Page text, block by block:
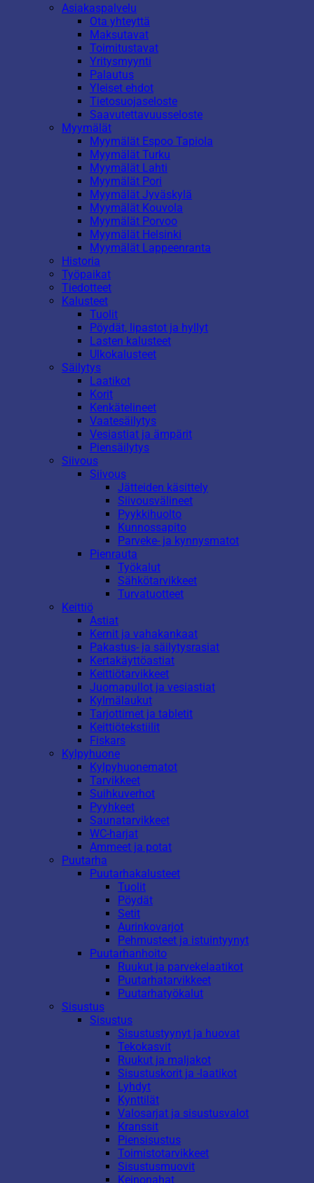
Asiakaspalvelu
Ota yhteyttä
Maksutavat
Toimitustavat
Yritysmyynti
Palautus
Yleiset ehdot
Tietosuojaseloste
Saavutettavuusseloste
Myymälät
Myymälät Espoo Tapiola
Myymälät Turku
Myymälät Lahti
Myymälät Pori
Myymälät Jyväskylä
Myymälät Kouvola
Myymälät Porvoo
Myymälät Helsinki
Myymälät Lappeenranta
Historia
Työpaikat
Tiedotteet
Kalusteet
Tuolit
Pöydät, lipastot ja hyllyt
Lasten kalusteet
Ulkokalusteet
Säilytys
Laatikot
Korit
Kenkätelineet
Vaatesäilytys
Vesiastiat ja ämpärit
Piensäilytys
Siivous
Siivous
Jätteiden käsittely
Siivousvälineet
Pyykkihuolto
Kunnossapito
Parveke- ja kynnysmatot
Pienrauta
Työkalut
Sähkötarvikkeet
Turvatuotteet
Keittiö
Astiat
Kernit ja vahakankaat
Pakastus- ja säilytysrasiat
Kertakäyttöastiat
Keittiötarvikkeet
Juomapullot ja vesiastiat
Kylmälaukut
Tarjottimet ja tabletit
Keittiötekstiilit
Fiskars
Kylpyhuone
Kylpyhuonematot
Tarvikkeet
Suihkuverhot
Pyyhkeet
Saunatarvikkeet
WC-harjat
Ammeet ja potat
Puutarha
Puutarhakalusteet
Tuolit
Pöydät
Setit
Aurinkovarjot
Pehmusteet ja istuintyynyt
Puutarhanhoito
Ruukut ja parvekelaatikot
Puutarhatarvikkeet
Puutarhatyökalut
Sisustus
Sisustus
Sisustustyynyt ja huovat
Tekokasvit
Ruukut ja maljakot
Sisustuskorit ja -laatikot
Lyhdyt
Kynttilät
Valosarjat ja sisustusvalot
Kranssit
Piensisustus
Toimistotarvikkeet
Sisustusmuovit
Keinonahat